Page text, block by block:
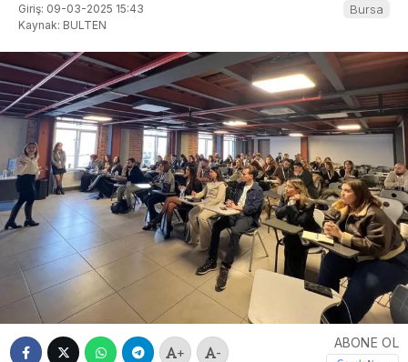
Giriş: 09-03-2025 15:43
Kaynak: BULTEN
Bursa
+ -
ABONE OL